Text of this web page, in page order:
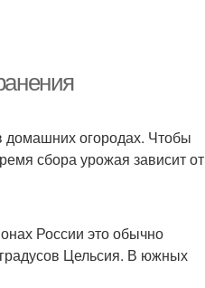
огородах. Чтобы
сбора урожая зависит от
России это обычно
Цельсия. В южных